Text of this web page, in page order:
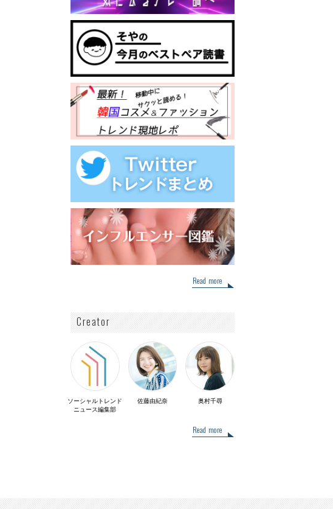
Read more
Creator
ソーシャルトレンド
ニュース編集部
佐藤由紀奈 奥村千尋
Read more